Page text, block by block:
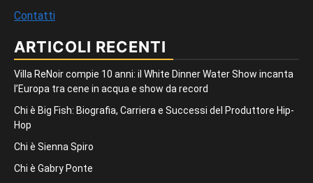
Contatti
ARTICOLI RECENTI
Villa ReNoir compie 10 anni: il White Dinner Water Show incanta
l’Europa tra cene in acqua e show da record
Chi è Big Fish: Biografia, Carriera e Successi del Produttore Hip-
Hop
Chi è Sienna Spiro
Chi è Gabry Ponte